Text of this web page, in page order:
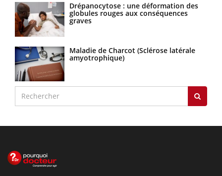
Drépanocytose : une déformation des
globules rouges aux conséquences
graves
Maladie de Charcot (Sclérose latérale
amyotrophique)